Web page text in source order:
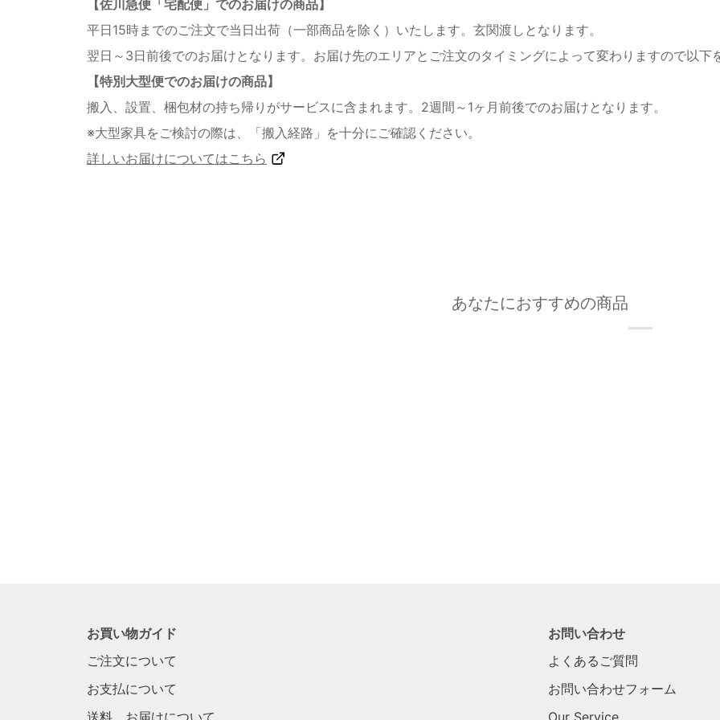
【佐川急便「宅配便」でのお届けの商品】
平日15時までのご注文で当日出荷（一部商品を除く）いたします。玄関渡しとなります。
翌日～3日前後でのお届けとなります。お届け先のエリアとご注文のタイミングによって変わりますので以下
【特別大型便でのお届けの商品】
搬入、設置、梱包材の持ち帰りがサービスに含まれます。2週間～1ヶ月前後でのお届けとなります。
※大型家具をご検討の際は、「搬入経路」を十分にご確認ください。
詳しいお届けについてはこちら
あなたにおすすめの商品
お買い物ガイド
ご注文について
お支払について
送料、お届けについて
お問い合わせ
よくあるご質問
お問い合わせフォーム
Our Service